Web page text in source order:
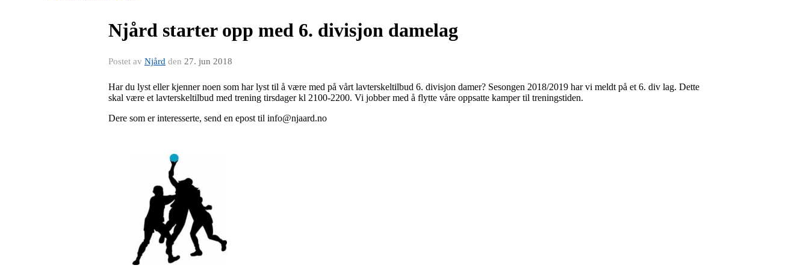
Njård starter opp med 6. divisjon damelag
Postet av Njård den 27. jun 2018
Har du lyst eller kjenner noen som har lyst til å være med på vårt lavterskeltilbud 6. divisjon damer? Sesongen 2018/2019 har vi meldt på et 6. div lag. Dette
skal være et lavterskeltilbud med trening tirsdager kl 2100-2200. Vi jobber med å flytte våre oppsatte kamper til treningstiden.
Dere som er interesserte, send en epost til info@njaard.no